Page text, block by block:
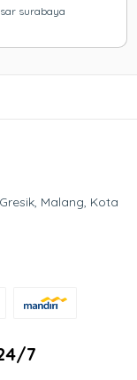
surabaya
Malang, Kota
7